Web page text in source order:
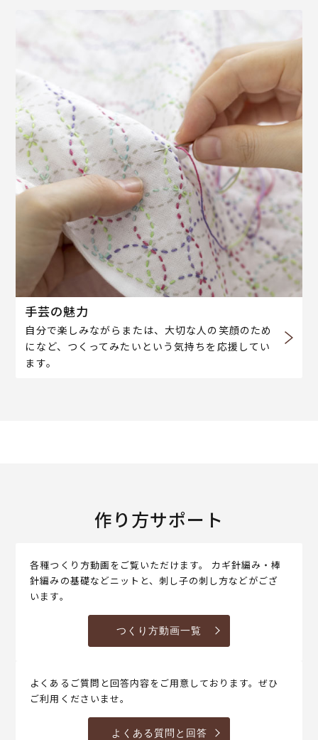
手芸の魅力
自分で楽しみながらまたは、大切な人の笑顔のため
になど、つくってみたいという気持ちを応援してい
ます。
作り方サポート
各種つくり方動画をご覧いただけます。 カギ針編み・棒
針編みの基礎などニットと、刺し子の刺し方などがござ
います。
つくり方動画一覧
よくあるご質問と回答内容をご用意しております。ぜひ
ご利用くださいませ。
よくある質問と回答